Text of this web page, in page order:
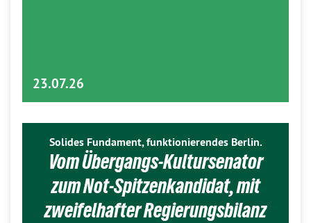
23.07.26
Solides Fundament, funktionierendes Berlin.
Vom Übergangs-Kultursenator
zum Not-Spitzenkandidat, mit
zweifelhafter Regierungsbilanz